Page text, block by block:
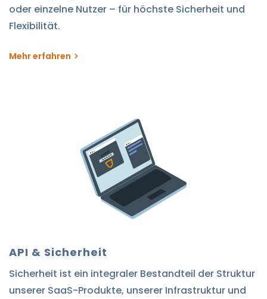
oder einzelne Nutzer – für höchste Sicherheit und
Flexibilität.​
Mehr erfahren
API & Sicherheit
Sicherheit ist ein integraler Bestandteil der Struktur
unserer SaaS-Produkte, unserer Infrastruktur und